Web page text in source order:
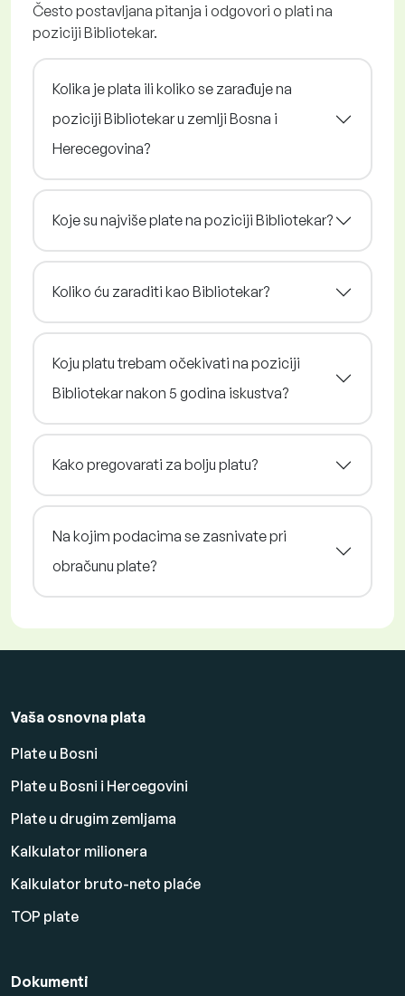
Često postavljana pitanja i odgovori o plati na
poziciji Bibliotekar.
Kolika je plata ili koliko se zarađuje na
poziciji Bibliotekar u zemlji Bosna i
Herecegovina?
Koje su najviše plate na poziciji Bibliotekar?
Koliko ću zaraditi kao Bibliotekar?
Koju platu trebam očekivati na poziciji
Bibliotekar nakon 5 godina iskustva?
Kako pregovarati za bolju platu?
Na kojim podacima se zasnivate pri
obračunu plate?
Vaša osnovna plata
Plate u Bosni
Plate u Bosni i Hercegovini
Plate u drugim zemljama
Kalkulator milionera
Kalkulator bruto-neto plaće
TOP plate
Dokumenti